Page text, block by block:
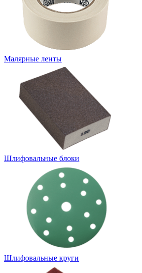
Малярные ленты
Шлифовальные блоки
Шлифовальные круги